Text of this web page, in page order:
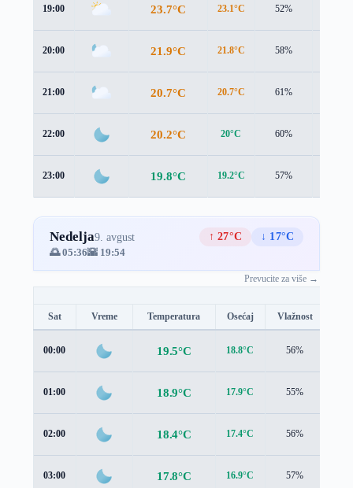
19:00 23.7°C 23.1°C 52%
20:00 21.9°C 21.8°C 58%
21:00 20.7°C 20.7°C 61%
22:00 20.2°C 20°C 60%
23:00 19.8°C 19.2°C 57%
Nedelja9. avgust ↑ 27°C
↓ 17°C
🌅 05:36🌇 19:54
Prevucite za više →
Sat Vreme Temperatura Osećaj Vlažnost
00:00 19.5°C 18.8°C 56%
01:00 18.9°C 17.9°C 55%
02:00 18.4°C 17.4°C 56%
03:00 17.8°C 16.9°C 57%